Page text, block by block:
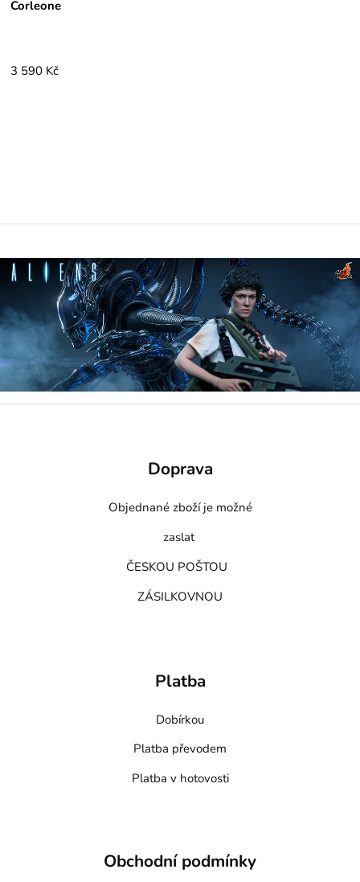
Corleone
3 590 Kč
Doprava
Objednané zboží je možné
zaslat
ČESKOU POŠTOU
ZÁSILKOVNOU
Platba
Dobírkou
Platba převodem
Platba v hotovosti
Obchodní podmínky